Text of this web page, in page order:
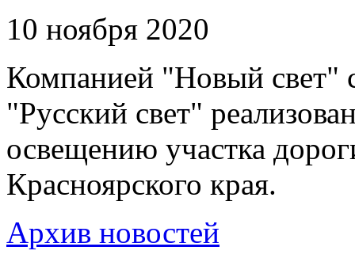
10 ноября 2020
Компанией "Новый свет"
"Русский свет"
освещению участка
Красноярского края.
Архив новостей